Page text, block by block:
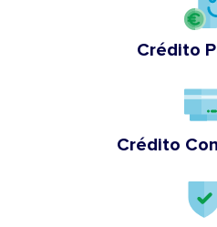
Crédito
Crédito